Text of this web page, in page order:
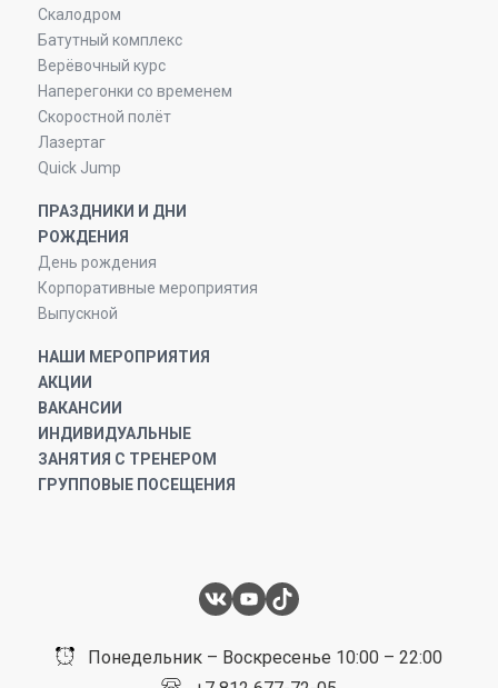
Скалодром
Батутный комплекс
Верёвочный курс
Наперегонки со временем
Скоростной полёт
Лазертаг
Quick Jump
ПРАЗДНИКИ И ДНИ
РОЖДЕНИЯ
День рождения
Корпоративные мероприятия
Выпускной
НАШИ МЕРОПРИЯТИЯ
АКЦИИ
ВАКАНСИИ
ИНДИВИДУАЛЬНЫЕ
ЗАНЯТИЯ С ТРЕНЕРОМ
ГРУППОВЫЕ ПОСЕЩЕНИЯ
Понедельник – Воскресенье 10:00 – 22:00